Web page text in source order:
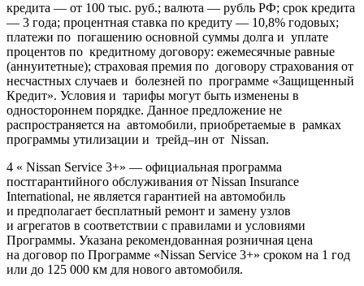
кредита — от 100 тыс. руб.; валюта — рубль РФ; срок кредита
— 3 года; процентная ставка по кредиту — 10,8% годовых;
платежи по погашению основной суммы долга и уплате
процентов по кредитному договору: ежемесячные равные
(аннуитетные); страховая премия по договору страхования от
несчастных случаев и болезней по программе «Защищенный
Кредит». Условия и тарифы могут быть изменены в
одностороннем порядке. Данное предложение не
распространяется на автомобили, приобретаемые в рамках
программы утилизации и трейд–ин от Nissan.
4 « Nissan Service 3+» — официальная программа
постгарантийного обслуживания от Nissan Insurance
International, не является гарантией на автомобиль
и предполагает бесплатный ремонт и замену узлов
и агрегатов в соответствии с правилами и условиями
Программы. Указана рекомендованная розничная цена
на договор по Программе «Nissan Service 3+» сроком на 1 год
или до 125 000 км для нового автомобиля.